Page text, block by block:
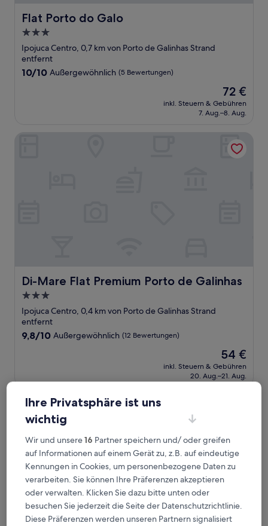
Flat Porto do Galo
Flat Porto do Galo
3.0-
Sterne-
Unterkunft
Ipojuca Centro, 0,7 km von Porto de Galinhas Strand
entfernt
10.0
10/10 Außergewöhnlich (5 Bewertungen)
Der
Preis
beträgt
72 €
inkl. Steuern & Gebühren
7. Aug.–8. Aug.
Di-Mare Flat Premium Porto de Galinhas
Di-Mare Flat Premium Porto de Galinhas
3.0-
Sterne-
Unterkunft
Ipojuca Centro, 0,4 km von Porto de Galinhas Strand
entfernt
9.8
9,8/10 Außergewöhnlich (12 Bewertungen)
Der
Preis
beträgt
54 €
54 €
inkl. Steuern & Gebühren
20. Aug.–21. Aug.
Pousada Som dos Passaros
Ihre Privatsphäre ist uns
wichtig
Wir und unsere16 Partner speichern und/ oder greifen
auf Informationen auf einem Gerät zu, z.B. auf eindeutige
Kennungen in Cookies, um personenbezogene Daten zu
verarbeiten. Sie können Ihre Präferenzen akzeptieren
oder verwalten. Klicken Sie dazu bitte unten oder
besuchen Sie jederzeit die Seite der Datenschutzrichtlinie.
Diese Präferenzen werden unseren Partnern signalisiert